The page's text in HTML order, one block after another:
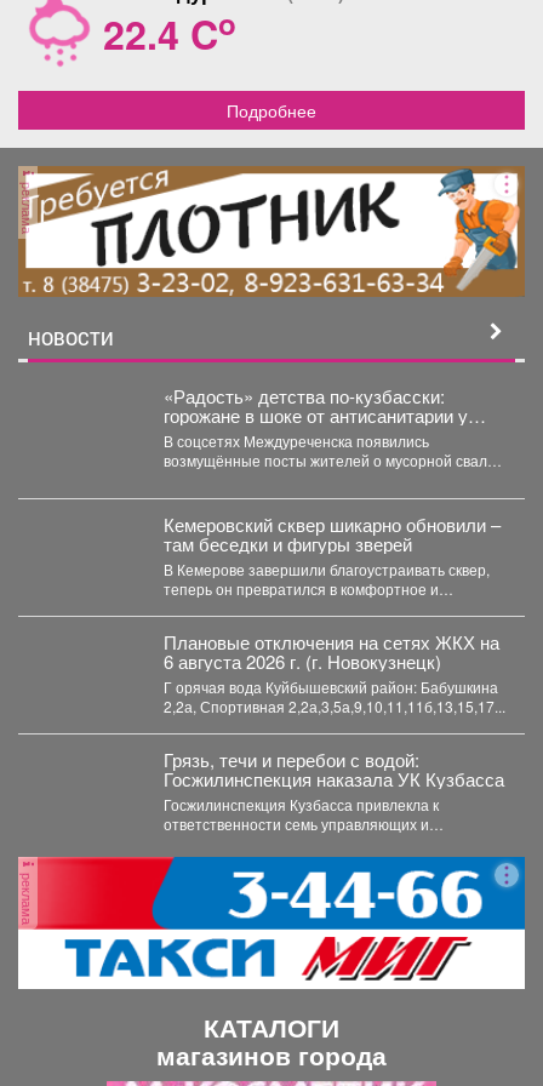
22.4 Co
Подробнее
реклама
НОВОСТИ
«Радость» детства по-кузбасски:
горожане в шоке от антисанитарии у
детского сада
В соцсетях Междуреченска появились
возмущённые посты жителей о мусорной свалке,
Кемеровский сквер шикарно обновили –
там беседки и фигуры зверей
В Кемерове завершили благоустраивать сквер,
теперь он превратился в комфортное и
Плановые отключения на сетях ЖКХ на
6 августа 2026 г. (г. Новокузнецк)
Г орячая вода Куйбышевский район: Бабушкина
2,2а, Спортивная 2,2а,3,5а,9,10,11,11б,13,15,17...
Грязь, течи и перебои с водой:
Госжилинспекция наказала УК Кузбасса
Госжилинспекция Кузбасса привлекла к
ответственности семь управляющих и
содержании домов...
реклама
КАТАЛОГИ
магазинов города